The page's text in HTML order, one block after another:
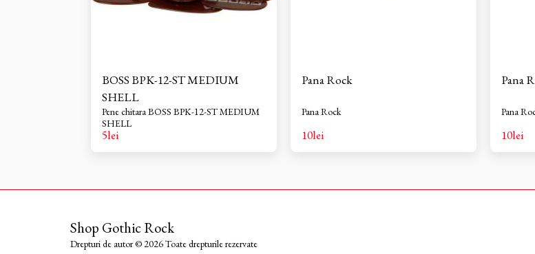
BOSS BPK-12-ST MEDIUM
SHELL
Pene chitara BOSS BPK-12-ST MEDIUM
SHELL
5lei
Pana Rock
Pana Rock
10lei
Pana
Pana
10lei
Shop Gothic Rock
Drepturi de autor © 2026 Toate drepturile rezervate